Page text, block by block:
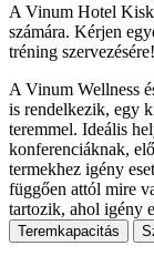
A Vinum Hotel
számára. Kérjen
tréning szervezésére!
A Vinum Wellness
is rendelkezik, egy
teremmel. Ideális
konferenciáknak,
termekhez igény
függően attól mire
tartozik, ahol igény
Teremkapacitás